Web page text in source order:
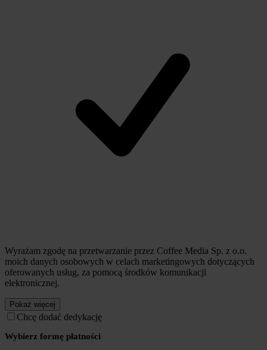
Wyrażam zgodę na przetwarzanie przez Coffee Media Sp. z o.o.
moich danych osobowych w celach marketingowych dotyczących
oferowanych usług, za pomocą środków komunikacji
elektronicznej.
Pokaż więcej
Chcę dodać dedykację
Wybierz formę płatności